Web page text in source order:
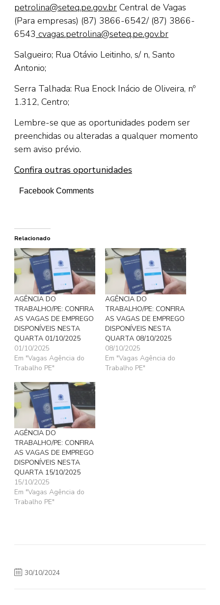
petrolina@seteq.pe.gov.br Central de Vagas
(Para empresas) (87) 3866-6542/ (87) 3866-
6543 cvagas.petrolina@seteq.pe.gov.br
Salgueiro; Rua Otávio Leitinho, s/ n, Santo
Antonio;
Serra Talhada: Rua Enock Inácio de Oliveira, nº
1.312, Centro;
Lembre-se que as oportunidades podem ser
preenchidas ou alteradas a qualquer momento
sem aviso prévio.
Confira outras oportunidades
Facebook Comments
Relacionado
AGÊNCIA DO
TRABALHO/PE: CONFIRA
AS VAGAS DE EMPREGO
DISPONÍVEIS NESTA
QUARTA 01/10/2025
01/10/2025
Em "Vagas Agência do
Trabalho PE"
AGÊNCIA DO
TRABALHO/PE: CONFIRA
AS VAGAS DE EMPREGO
DISPONÍVEIS NESTA
QUARTA 08/10/2025
08/10/2025
Em "Vagas Agência do
Trabalho PE"
AGÊNCIA DO
TRABALHO/PE: CONFIRA
AS VAGAS DE EMPREGO
DISPONÍVEIS NESTA
QUARTA 15/10/2025
15/10/2025
Em "Vagas Agência do
Trabalho PE"
30/10/2024